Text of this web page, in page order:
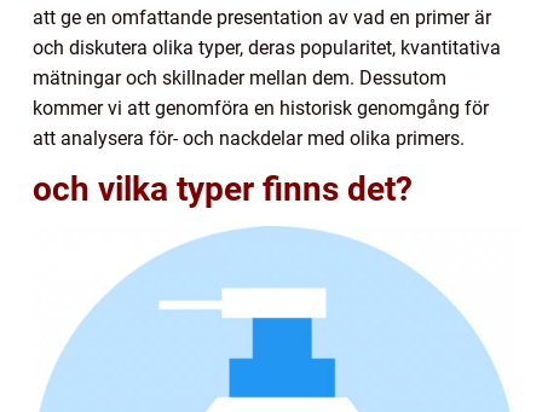
att ge en omfattande presentation av vad en primer är
och diskutera olika typer, deras popularitet, kvantitativa
mätningar och skillnader mellan dem. Dessutom
kommer vi att genomföra en historisk genomgång för
att analysera för- och nackdelar med olika primers.
och vilka typer finns det?